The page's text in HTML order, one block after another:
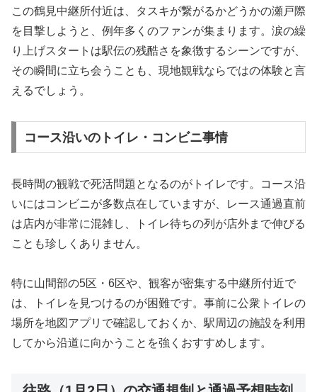
この鶴見中継所付近は、タスキが繋がるかどうかの瀬戸際
を目撃しようと、例年多くのファンが集まります。涙の繰
り上げスタートは駅伝の残酷さを象徴するシーンですが、
その瞬間に立ち会うことも、現地観戦ならではの体験と言
えるでしょう。
コース沿いのトイレ・コンビニ事情
長時間の観戦で死活問題となるのがトイレです。コース沿
いにはコンビニが多数点在していますが、レース通過直前
は店内が非常に混雑し、トイレ待ちの列が店外まで伸びる
ことも珍しくありません。
特に山間部の5区・6区や、観客が密集する中継所付近で
は、トイレを見つけるのが困難です。事前に公衆トイレの
場所を地図アプリで確認しておくか、駅周辺の施設を利用
してから沿道に向かうことを強くおすすめします。